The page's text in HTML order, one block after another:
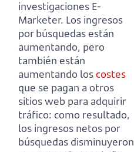
investigaciones E-
Marketer. Los ingresos
por búsquedas están
aumentando, pero
también están
aumentando loscostes
que se pagan a otros
sitios web para adquirir
tráfico: como resultado,
los ingresos netos por
búsquedas disminuyeron